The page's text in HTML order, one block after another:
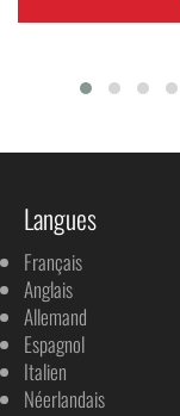
Langues
Français
Anglais
Allemand
Espagnol
Italien
Néerlandais